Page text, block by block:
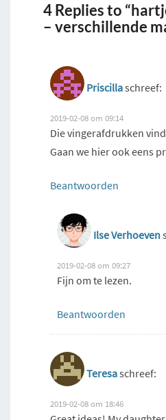
4 Replies to
– verschillende
Priscillaschreef:
2019-02-08 om 09:14
Die vingerafdrukken
Gaan we hier ook eens
Beantwoorden
Ilse Verhoeven
2019-02-08 om 09:27
Fijn om te lezen.
Beantwoorden
Teresaschreef:
2019-02-08 om 18:46